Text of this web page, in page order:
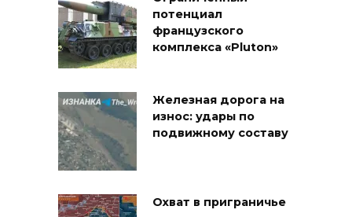
потенциал
французского
комплекса «Pluton»
Железная дорога на
износ: удары по
подвижному составу
Охват в приграничье